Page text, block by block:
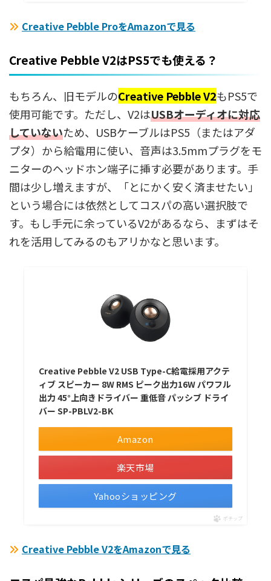
Creative Pebble ProをAmazonで見る
Creative Pebble V2はPS5でも使える？
もちろん、旧モデルのCreative Pebble V2もPS5で
使用可能です。ただし、V2はUSBオーディオに対応
していないため、USBケーブルはPS5（またはアダ
プタ）から給電用に使い、音声は3.5mmプラグをモ
ニターのヘッドホン端子に挿す必要があります。手
間は少し増えますが、「とにかく安く済ませたい」
という場合には依然としてコスパの高い選択肢で
す。もし手元に余っているV2があるなら、まずはそ
れを活用してみるのもアリかなと思います。
Creative Pebble V2 USB Type-C給電採用アクテ
ィブ スピーカー 8W RMS ピーク出力16W パワフル
出力 45°上向きドライバー 重低音 パッシブ ドライ
バー SP-PBLV2-BK
Amazon
楽天市場
Yahooショッピング
ポチップ
Creative Pebble V2をAmazonで見る